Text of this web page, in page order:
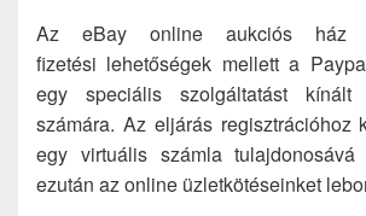
Az eBay online aukciós ház
fizetési lehetőségek mellett a
egy speciális szolgáltatást
számára. Az eljárás regisztrációhoz
egy virtuális számla
ezután az online üzletkötéseinket